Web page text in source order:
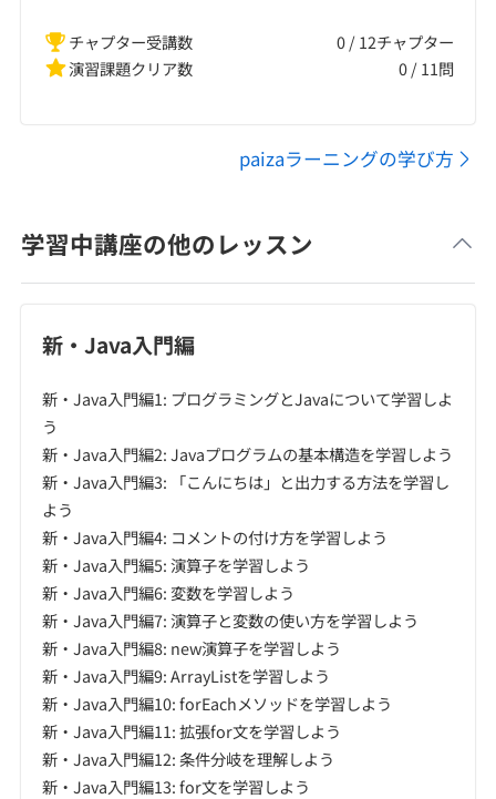
チャプター受講数
0 / 12チャプター
演習課題クリア数
0/11問
paizaラーニングの学び方
学習中講座の他のレッスン
新・Java入門編
新・Java入門編1: プログラミングとJavaについて学習しよ
う
新・Java入門編2: Javaプログラムの基本構造を学習しよう
新・Java入門編3: 「こんにちは」と出力する方法を学習し
よう
新・Java入門編4: コメントの付け方を学習しよう
新・Java入門編5: 演算子を学習しよう
新・Java入門編6: 変数を学習しよう
新・Java入門編7: 演算子と変数の使い方を学習しよう
新・Java入門編8: new演算子を学習しよう
新・Java入門編9: ArrayListを学習しよう
新・Java入門編10: forEachメソッドを学習しよう
新・Java入門編11: 拡張for文を学習しよう
新・Java入門編12: 条件分岐を理解しよう
新・Java入門編13: for文を学習しよう